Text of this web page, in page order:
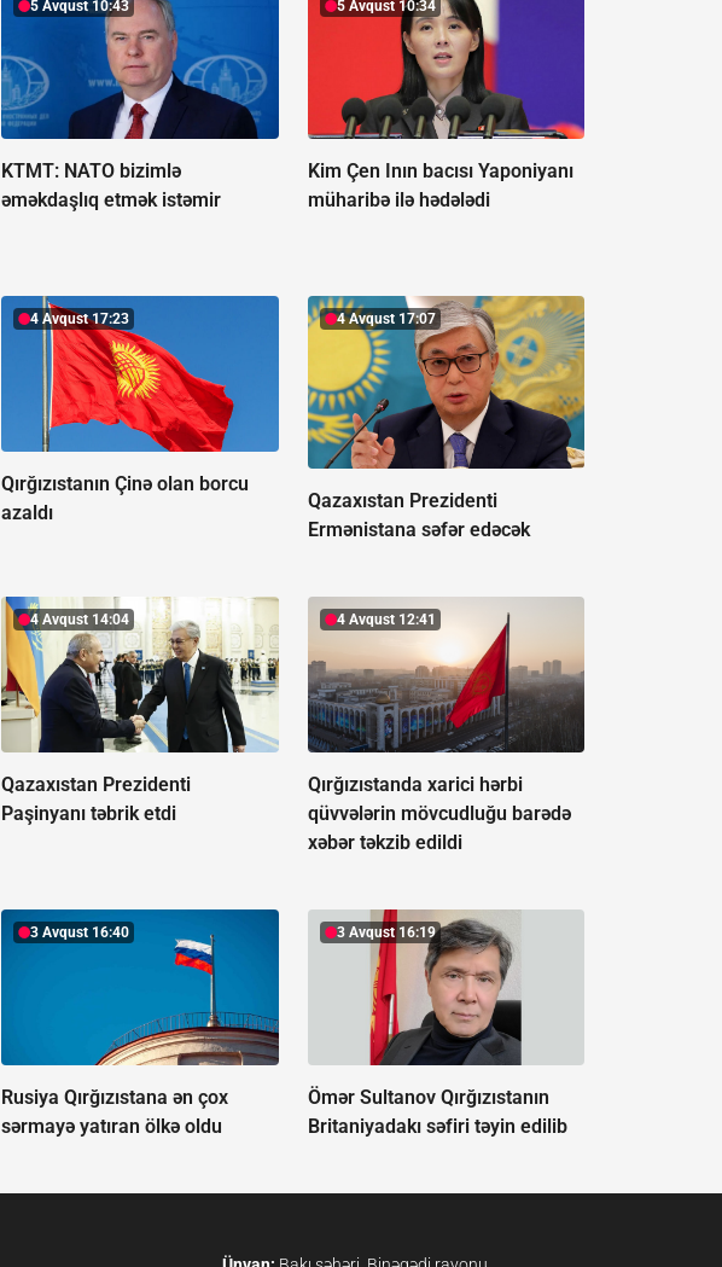
5 Avqust 10:43
KTMT: NATO bizimlə
əməkdaşlıq etmək istəmir
5 Avqust 10:34
Kim Çen Inın bacısı Yaponiyanı
müharibə ilə hədələdi
4 Avqust 17:23
Qırğızıstanın Çinə olan borcu
azaldı
4 Avqust 17:07
Qazaxıstan Prezidenti
Ermənistana səfər edəcək
4 Avqust 14:04
Qazaxıstan Prezidenti
Paşinyanı təbrik etdi
4 Avqust 12:41
Qırğızıstanda xarici hərbi
qüvvələrin mövcudluğu barədə
xəbər təkzib edildi
3 Avqust 16:40
Rusiya Qırğızıstana ən çox
sərmayə yatıran ölkə oldu
3 Avqust 16:19
Ömər Sultanov Qırğızıstanın
Britaniyadakı səfiri təyin edilib